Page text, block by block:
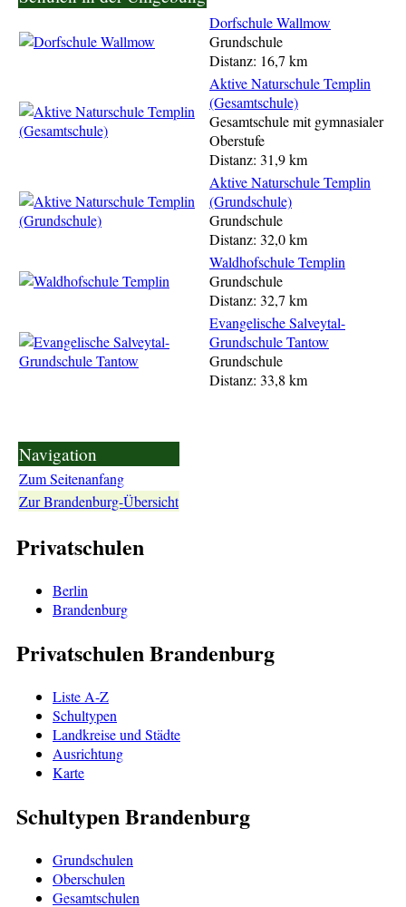
Dorfschule Wallmow
Grundschule
Distanz: 16,7 km
Aktive Naturschule Templin
(Gesamtschule)
Gesamtschule mit gymnasialer
Oberstufe
Distanz: 31,9 km
Aktive Naturschule Templin
(Grundschule)
Grundschule
Distanz: 32,0 km
Waldhofschule Templin
Grundschule
Distanz: 32,7 km
Evangelische Salveytal-
Grundschule Tantow
Grundschule
Distanz: 33,8 km
Navigation
Zum Seitenanfang
Zur Brandenburg-Übersicht
Privatschulen
Berlin
Brandenburg
Privatschulen Brandenburg
Liste A-Z
Schultypen
Landkreise und Städte
Ausrichtung
Karte
Schultypen Brandenburg
Grundschulen
Oberschulen
Gesamtschulen